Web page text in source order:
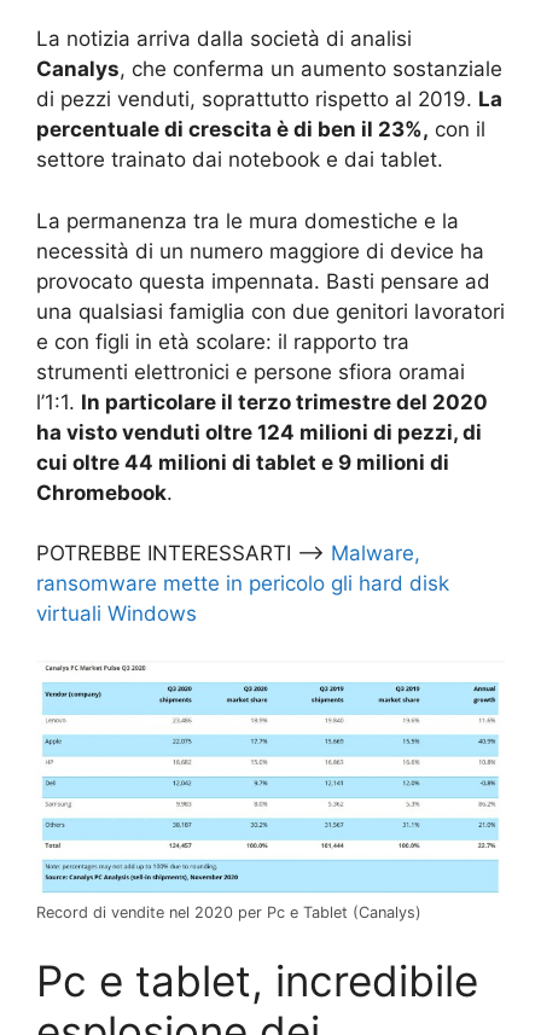
La notizia arriva dalla società di analisi
Canalys, che conferma un aumento sostanziale
di pezzi venduti, soprattutto rispetto al 2019. La
percentuale di crescita è di ben il 23%, con il
settore trainato dai notebook e dai tablet.
La permanenza tra le mura domestiche e la
necessità di un numero maggiore di device ha
provocato questa impennata. Basti pensare ad
una qualsiasi famiglia con due genitori lavoratori
e con figli in età scolare: il rapporto tra
strumenti elettronici e persone sfiora oramai
l’1:1. In particolare il terzo trimestre del 2020
ha visto venduti oltre 124 milioni di pezzi, di
cui oltre 44 milioni di tablet e 9 milioni di
Chromebook.
POTREBBE INTERESSARTI –> Malware,
ransomware mette in pericolo gli hard disk
virtuali Windows
Record di vendite nel 2020 per Pc e Tablet (Canalys)
Pc e tablet, incredibile